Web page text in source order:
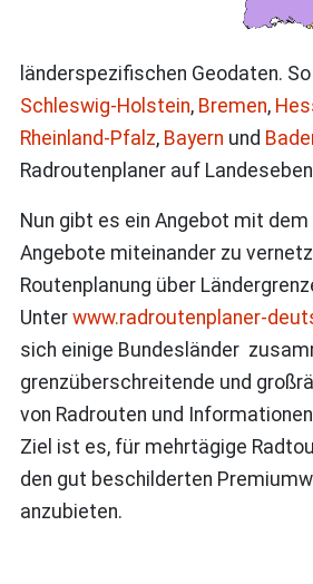
länderspezifischen Geodaten.
Schleswig-Holstein, Bremen,
Rheinland-Pfalz, Bayern und
Radroutenplaner auf
Nun gibt es ein Angebot mit dem
Angebote miteinander zu
Routenplanung über
Unter www.radroutenplaner-
sich einige Bundesländer
grenzüberschreitende und
von Radrouten und
Ziel ist es, für mehrtägige
den gut beschilderten
anzubieten.